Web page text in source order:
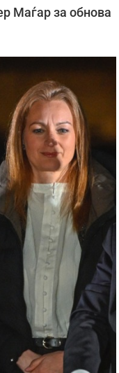
Маѓар за обнова